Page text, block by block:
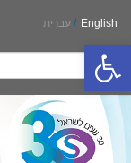
פתח סרגל נגישות
English
/ עברית